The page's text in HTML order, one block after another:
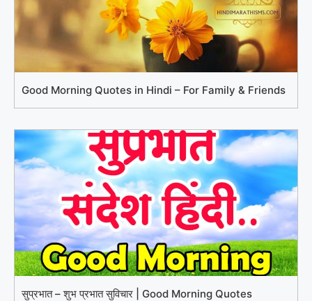
Good Morning Quotes in Hindi – For Family & Friends
सुप्रभात – शुभ प्रभात सुविचार | Good Morning Quotes